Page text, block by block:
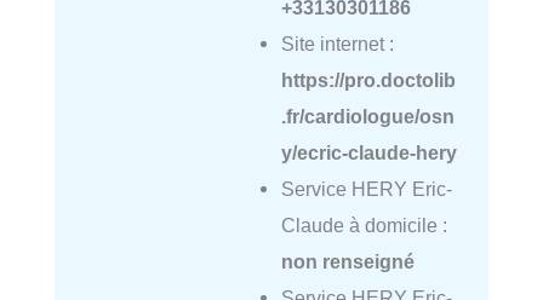
+33130301186
Site internet :
https://pro.doctolib
.fr/cardiologue/osn
y/ecric-claude-hery
Service HERY Eric-
Claude à domicile :
non renseigné